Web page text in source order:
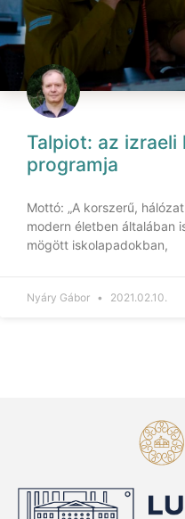
Talpiot: az
programja
Mottó: „A korszerű,
modern életben általában
mögött iskolapadokban,
Nyáry Gábor 2021.02.10.